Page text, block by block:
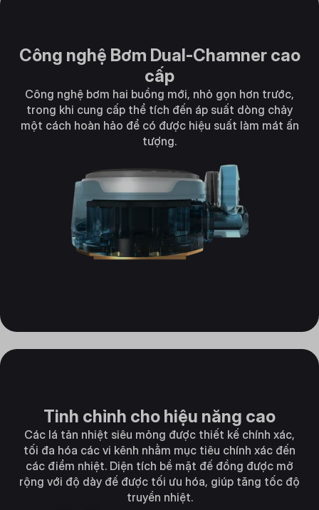
Công nghệ Bơm Dual-Chamner cao
cấp
Công nghệ bơm hai buồng mới, nhỏ gọn hơn trước,
trong khi cung cấp thể tích đến áp suất dòng chảy
một cách hoàn hảo để có được hiệu suất làm mát ấn
tượng.
Tinh chỉnh cho hiệu năng cao
Các lá tản nhiệt siêu mỏng được thiết kế chính xác,
tối đa hóa các vi kênh nhằm mục tiêu chính xác đến
các điểm nhiệt. Diện tích bề mặt đế đồng được mở
rộng với độ dày đế được tối ưu hóa, giúp tăng tốc độ
truyền nhiệt.